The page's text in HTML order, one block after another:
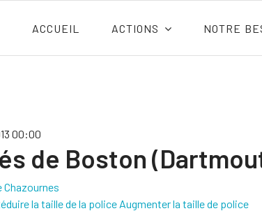
ACCUEIL ACTIONS NOTRE
00:00
de Boston
Chazournes
la taille de la police Augmenter la taille de police